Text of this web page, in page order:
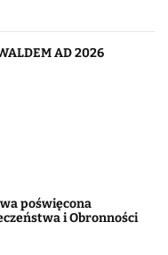
AD 2026
poświęcona
i Obronności